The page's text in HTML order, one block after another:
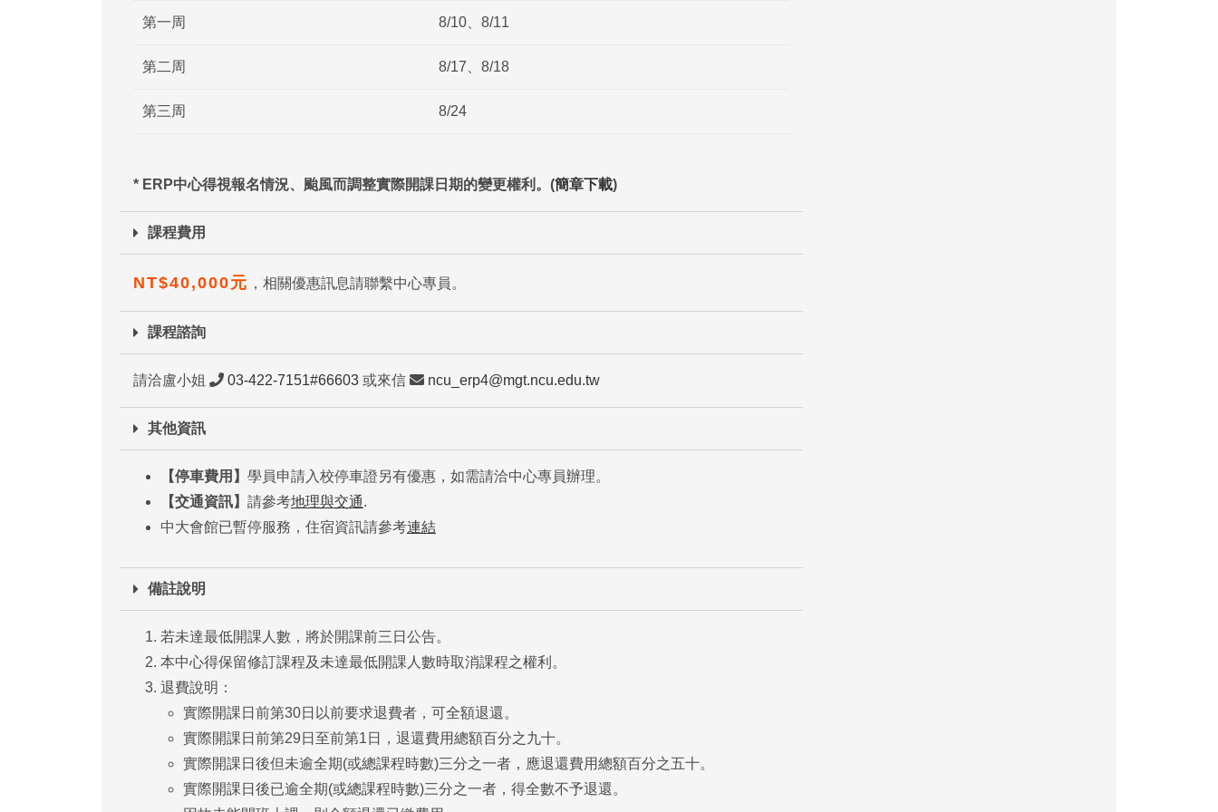
第一周 8/10、8/11
第二周 8/17、8/18
第三周 8/24
* ERP中心得視報名情況、颱風而調整實際開課日期的變更權利。(簡章下載)
課程費用
NT$40,000元 ，相關優惠訊息請聯繫中心專員。
課程諮詢
請洽盧小姐 03-422-7151#66603 或來信 ncu_erp4@mgt.ncu.edu.tw
其他資訊
【停車費用】 學員申請入校停車證另有優惠，如需請洽中心專員辦理。
【交通資訊】 請參考地理與交通.
中大會館已暫停服務，住宿資訊請參考連結
備註說明
若未達最低開課人數，將於開課前三日公告。
本中心得保留修訂課程及未達最低開課人數時取消課程之權利。
退費說明：
實際開課日前第30日以前要求退費者，可全額退還。
實際開課日前第29日至前第1日，退還費用總額百分之九十。
實際開課日後但未逾全期(或總課程時數)三分之一者，應退還費用總額百分之五十。
實際開課日後已逾全期(或總課程時數)三分之一者，得全數不予退還。